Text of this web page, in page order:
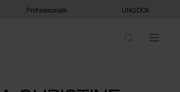
Professionals UNG:DOX